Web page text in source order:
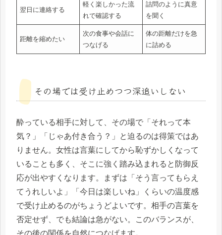
翌日に連絡する
軽く楽しかった流
れで確認する
詰問のように真意
を聞く
距離を縮めたい
次の食事や会話に
つなげる
体の距離だけを急
に詰める
その場では受け止めつつ深追いしない
酔っている相手に対して、その場で「それって本
気？」「じゃあ付き合う？」と迫るのは得策ではあ
りません。女性は言葉にしてから恥ずかしくなって
いることも多く、そこに強く踏み込まれると防御反
応が出やすくなります。まずは「そう言ってもらえ
てうれしいよ」「今日は楽しいね」くらいの温度感
で受け止めるのがちょうどよいです。相手の言葉を
否定せず、でも結論は急がない。このバランスが、